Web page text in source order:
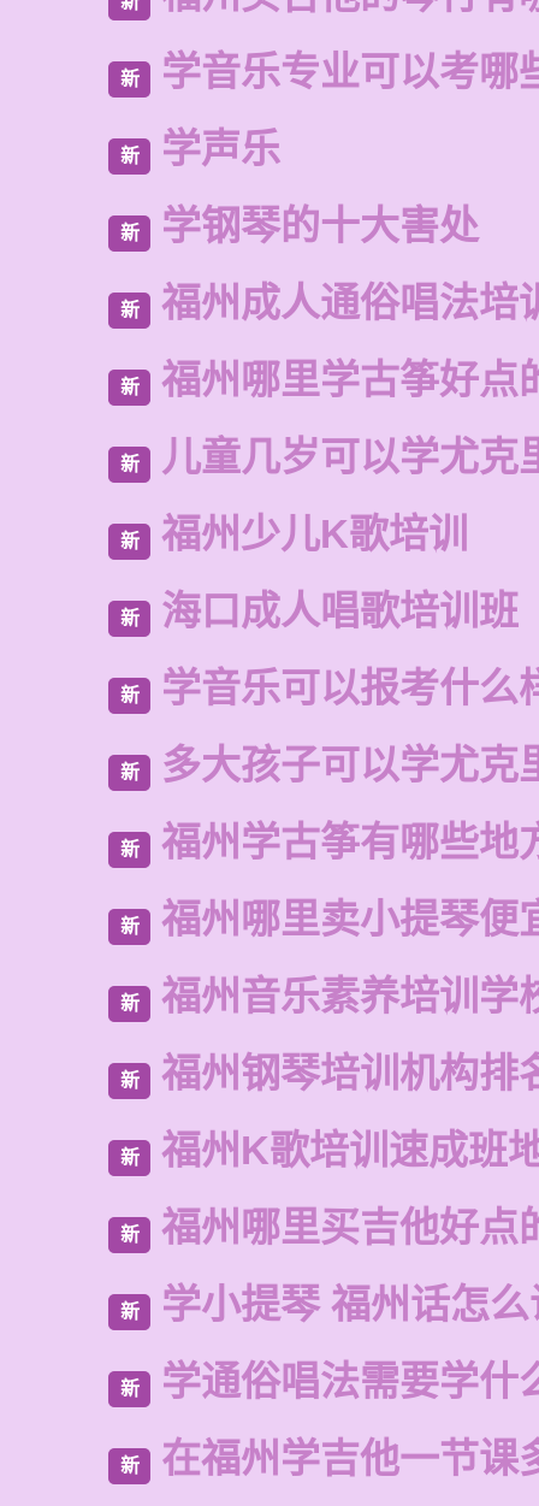
新 学音乐专业可以考哪
新 学声乐
新 学钢琴的十大害处
新 福州成人通俗唱法培
新 福州哪里学古筝好点
新 儿童几岁可以学尤克
新 福州少儿K歌培训
新 海口成人唱歌培训班
新 学音乐可以报考什么
新 多大孩子可以学尤克
新 福州学古筝有哪些地
新 福州哪里卖小提琴便
新 福州音乐素养培训学
新 福州钢琴培训机构排
新 福州K歌培训速成班
新 福州哪里买吉他好点
新 学小提琴 福州话怎
新 学通俗唱法需要学什
新 在福州学吉他一节课